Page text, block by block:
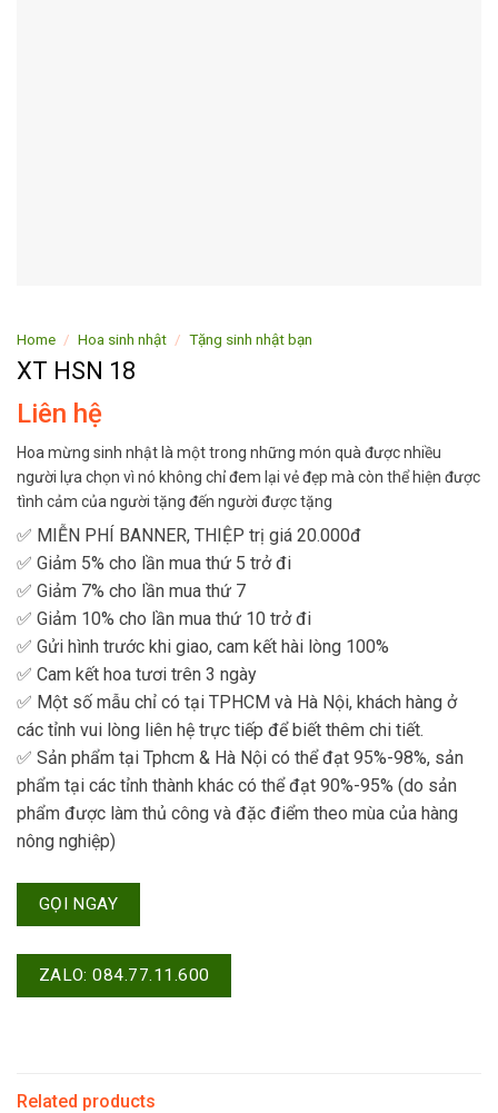
Home / Hoa sinh nhật / Tặng sinh nhật bạn
XT HSN 18
Liên hệ
Hoa mừng sinh nhật là một trong những món quà được nhiều
người lựa chọn vì nó không chỉ đem lại vẻ đẹp mà còn thể hiện được
tình cảm của người tặng đến người được tặng
✅ MIỄN PHÍ BANNER, THIỆP trị giá 20.000đ
✅ Giảm 5% cho lần mua thứ 5 trở đi
✅ Giảm 7% cho lần mua thứ 7
✅ Giảm 10% cho lần mua thứ 10 trở đi
✅ Gửi hình trước khi giao, cam kết hài lòng 100%
✅ Cam kết hoa tươi trên 3 ngày
✅ Một số mẫu chỉ có tại TPHCM và Hà Nội, khách hàng ở
các tỉnh vui lòng liên hệ trực tiếp để biết thêm chi tiết.
✅ Sản phẩm tại Tphcm & Hà Nội có thể đạt 95%-98%, sản
phẩm tại các tỉnh thành khác có thể đạt 90%-95% (do sản
phẩm được làm thủ công và đặc điểm theo mùa của hàng
nông nghiệp)
GỌI NGAY
ZALO: 084.77.11.600
Related products